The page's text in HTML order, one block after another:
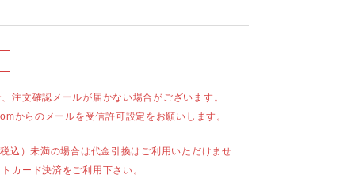
注文確認メールが届かない場合がございます。
からのメールを受信許可設定をお願いします。
込）未満の場合は代金引換はご利用いただけませ
カード決済をご利用下さい。